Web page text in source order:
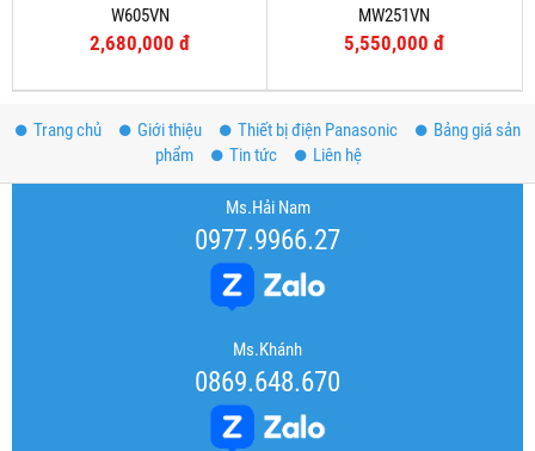
W605VN
2,680,000 đ
MW251VN
5,550,000 đ
Trang chủ Giới thiệu Thiết bị điện Panasonic
Bảng giá sản
phẩm
Tin tức Liên hệ
Ms.Hải Nam
0977.9966.27
Ms.Khánh
0869.648.670